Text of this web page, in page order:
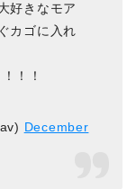
好きなモア
カゴに入れ
！！
December